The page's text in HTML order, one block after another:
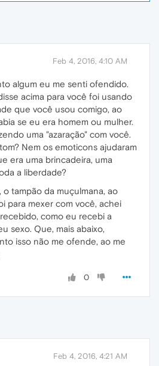
Feb 4, 2016, 4:10 AM
algum eu me senti ofendido.
acima para você foi usando
que você usou comigo, ao
se eu era homem ou mulher.
uma "azaração" com você.
Nem os emoticons ajudaram
era uma brincadeira, uma
a liberdade?
o tampão da muçulmana, ao
para mexer com você, achei
como eu recebi a
sexo. Que, mais abaixo,
isso não me ofende, ao me
0
Feb 4, 2016, 4:21 AM